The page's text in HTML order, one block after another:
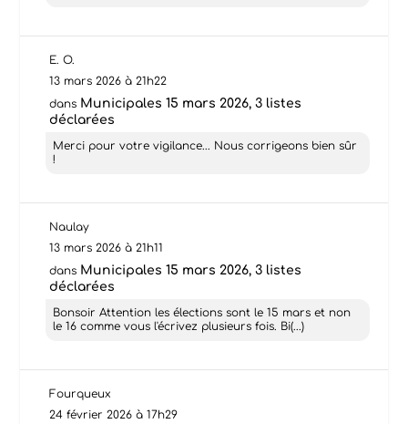
E. O.
13 mars 2026 à 21h22
dans Municipales 15 mars 2026, 3 listes
déclarées
Merci pour votre vigilance... Nous corrigeons bien sûr
!
Naulay
13 mars 2026 à 21h11
dans Municipales 15 mars 2026, 3 listes
déclarées
Bonsoir Attention les élections sont le 15 mars et non
le 16 comme vous l'écrivez plusieurs fois. Bi(...)
Fourqueux
24 février 2026 à 17h29